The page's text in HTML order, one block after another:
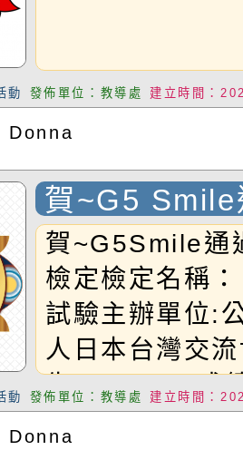
動 發佈單位：教導處 建立時間：
Donna
賀~G5 Smile
五級檢定
賀~G5Smile通
檢定檢定名稱
試驗主辦單位:
人日本台灣交
生:G5Smile成
合格恭禧Smile
動 發佈單位：教導處 建立時間：
Donna